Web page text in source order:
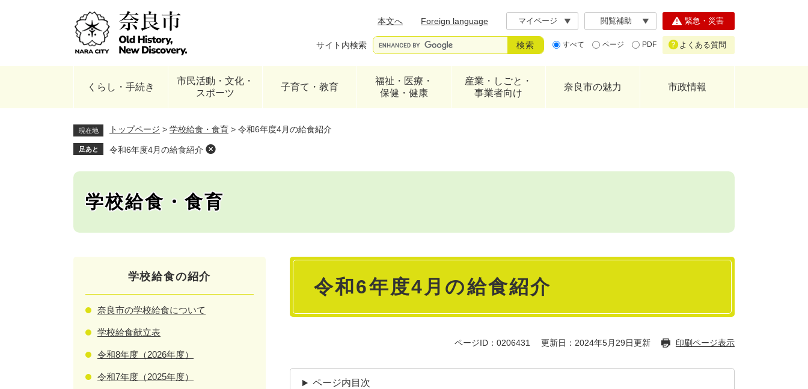
本文へ
Foreign language マイページ 閲覧補助
サイト内検索 すべて ページ PDF
緊急・災害
よくある質問
くらし・手続き
市民活動・文化・
スポーツ
子育て・教育
福祉・医療・
保健・健康
産業・しごと・
事業者向け
奈良市の魅力 市政情報
現在地 トップページ > 学校給食・食育 > 令和6年度4月の給食紹介
足あと 令和6年度4月の給食紹介
学校給食・食育
本
令和6年度4月の給食紹介
ページID：0206431 更新日：2024年5月29日更新 印刷ページ表示
ページ内目次
学校給食の紹介
奈良市の学校給食について
学校給食献立表
令和8年度（2026年度）
令和7年度（2025年度）